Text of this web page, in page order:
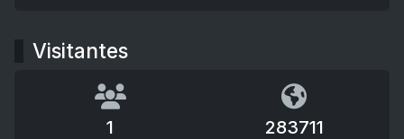
Visitantes
1 283711